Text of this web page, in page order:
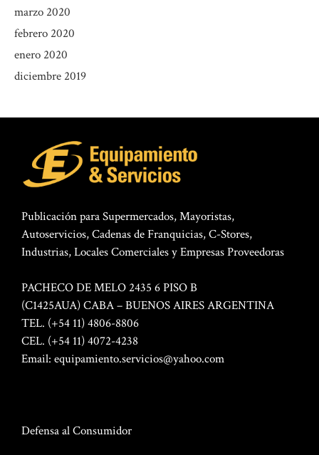
marzo 2020
febrero 2020
enero 2020
diciembre 2019
Publicación para Supermercados, Mayoristas,
Autoservicios, Cadenas de Franquicias, C-Stores,
Industrias, Locales Comerciales y Empresas Proveedoras
PACHECO DE MELO 2435 6 PISO B
(C1425AUA) CABA – BUENOS AIRES ARGENTINA
TEL. (+54 11) 4806-8806
CEL. (+54 11) 4072-4238
Email: equipamiento.servicios@yahoo.com
Defensa al Consumidor